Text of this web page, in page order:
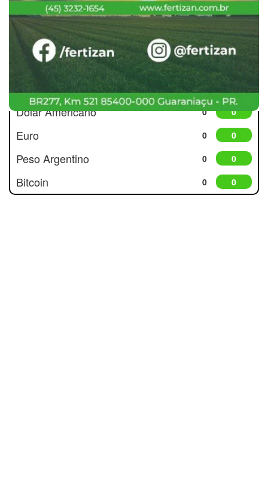
Cotações
Dólar Americano 0 0
Euro 0 0
Peso Argentino 0 0
Bitcoin 0 0